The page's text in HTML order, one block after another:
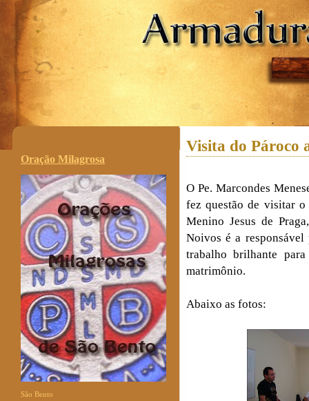
.
Oração Milagrosa
São Bento
Visita do Pároco
O Pe. Marcondes
fez questão de visitar o
Menino Jesus de
Noivos é a
trabalho brilhante
matrimônio.
Abaixo as fotos: